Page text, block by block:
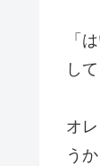
「
し
オ
う